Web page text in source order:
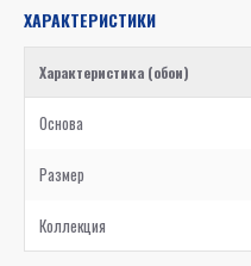
ХАРАКТЕРИСТИКИ
Характеристика (обои)
Основа
Размер
Коллекция